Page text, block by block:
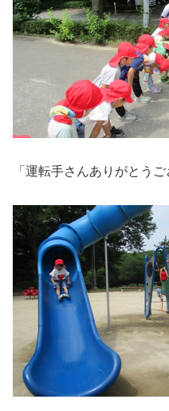
「運転手さんありがとうご